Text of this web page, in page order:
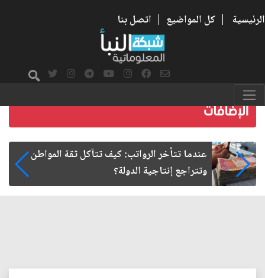
الرئيسية | كل المواضيع | اتصل بنا
صمت الطريق بعد الأربعين